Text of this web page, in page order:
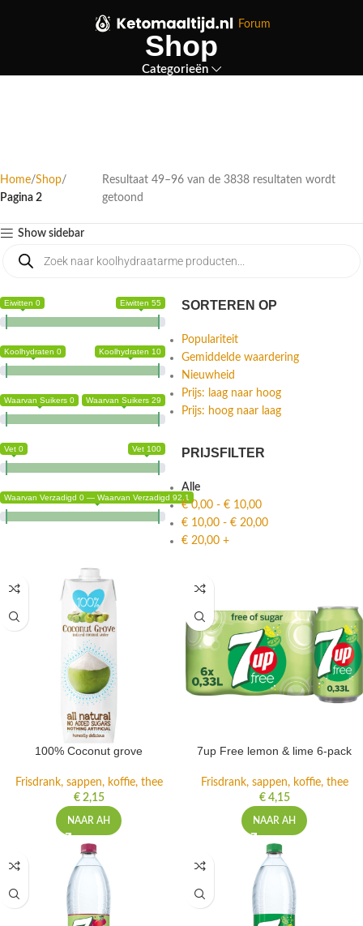
Forum
Shop
Categorieën
Home Shop
Pagina 2
Resultaat 49–96 van de 3838 resultaten wordt
getoond
Show sidebar
Eiwitten 0 Eiwitten 55
Koolhydraten 0 Koolhydraten 10
Waarvan Suikers 0 Waarvan Suikers 29
Vet 0 Vet 100
Waarvan Verzadigd 0 — Waarvan Verzadigd 92.1
SORTEREN OP
Populariteit
Gemiddelde waardering
Nieuwheid
Prijs: laag naar hoog
Prijs: hoog naar laag
PRIJSFILTER
Alle
€0,00 - € 10,00
€ 10,00 - € 20,00
€ 20,00 +
100% Coconut grove
Frisdrank, sappen, koffie, thee
€2,15
NAAR AH
7up Free lemon & lime 6-pack
Frisdrank, sappen, koffie, thee
€4,15
NAAR AH